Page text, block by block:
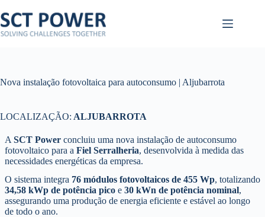
para
o
conteúdo
Nova instalação fotovoltaica para autoconsumo | Aljubarrota
LOCALIZAÇÃO: ALJUBARROTA
A SCT Power concluiu uma nova instalação de autoconsumo
fotovoltaico para a Fiel Serralheria, desenvolvida à medida das
necessidades energéticas da empresa.
O sistema integra 76 módulos fotovoltaicos de 455 Wp, totalizando
34,58 kWp de potência pico e 30 kWn de potência nominal,
assegurando uma produção de energia eficiente e estável ao longo
de todo o ano.